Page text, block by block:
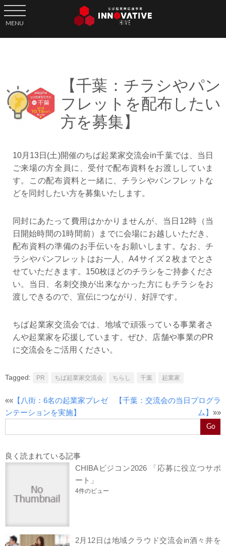
toggle navigation
MENU
【千葉：チラシやパン
フレットを配布したい
方を募集】
10月13日(土)開催のちば起業家交流会in千葉では、当日
ご来場の方全員に、受付で配布資料をお渡ししていま
す。この配布資料と一緒に、チラシやパンフレットな
どを同封したい方を募集いたします。
同封にあたって費用はかかりませんが、当日12時（当
日開始時間の1時間前）までに会場にお越しいただき、
配布資料の準備のお手伝いをお願いします。なお、チ
ラシやパンフレットはお一人、A4サイズ２枚までとさ
せていただきます。150枚ほどのチラシをご持参くださ
い。当日、名刺交換が出来なかった方にもチラシをお
渡しできるので、宣伝につながり、好評です。
ちば起業家交流会では、地域で頑張っている事業者さ
んや起業家を応援しています。ぜひ、店舗や事業のPR
に交流会をご活用ください。
Tagged: PR ちば起業家交流会 ちらし 千葉 起業家
Post
navigation
«« 【八街：6名の起業家プレゼ
ンテーションを実施】
【千葉：交流会の当日プログラ
ム】 »»
Go
良く読まれている記事
CHIBAビジコン2026 「応募に役立つサポ
ート」
4件のビュー
2月12日は地域クラウド交流会in酒々井を